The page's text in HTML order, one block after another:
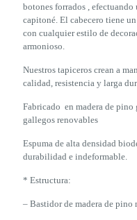
botones forrados ,
capitoné. El cabecero tiene
con cualquier estilo de
armonioso.
Nuestros tapiceros crean a
calidad, resistencia y larga
Fabricado en madera de pino
gallegos renovables
Espuma de alta densidad
durabilidad e indeformable.
* Estructura:
– Bastidor de madera de pino